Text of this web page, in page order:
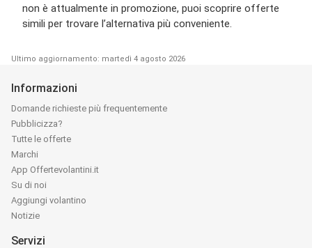
non è attualmente in promozione, puoi scoprire offerte
simili per trovare l’alternativa più conveniente.
Ultimo aggiornamento: martedì 4 agosto 2026
Informazioni
Domande richieste più frequentemente
Pubblicizza?
Tutte le offerte
Marchi
App Offertevolantini.it
Su di noi
Aggiungi volantino
Notizie
Servizi